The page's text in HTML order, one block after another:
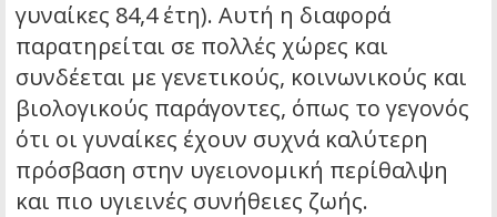
γυναίκες 84,4 έτη). Αυτή η διαφορά
παρατηρείται σε πολλές χώρες και
συνδέεται με γενετικούς, κοινωνικούς και
βιολογικούς παράγοντες, όπως το γεγονός
ότι οι γυναίκες έχουν συχνά καλύτερη
πρόσβαση στην υγειονομική περίθαλψη
και πιο υγιεινές συνήθειες ζωής.